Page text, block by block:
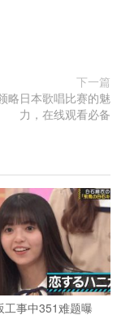
下一篇
略日本歌唱比赛的魅
力，在线观看必备
工事中351难题曝